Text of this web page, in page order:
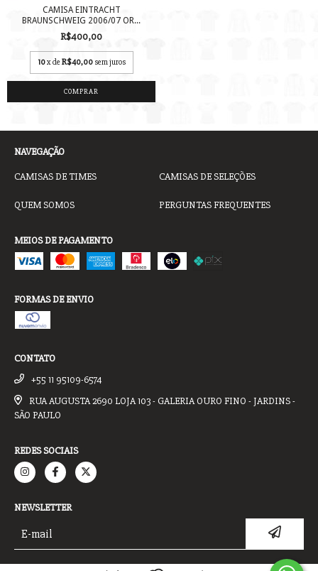
CAMISA EINTRACHT
BRAUNSCHWEIG 2006/07 OR...
R$400,00
10x de R$40,00 sem juros
COMPRAR
NAVEGAÇÃO
CAMISAS DE TIMES CAMISAS DE SELEÇÕES
QUEM SOMOS PERGUNTAS FREQUENTES
MEIOS DE PAGAMENTO
FORMAS DE ENVIO
CONTATO
+55 11 95109-6574
RUA AUGUSTA 2690 LOJA 103 - GALERIA OURO FINO - JARDINS -
SÃO PAULO
REDES SOCIAIS
NEWSLETTER